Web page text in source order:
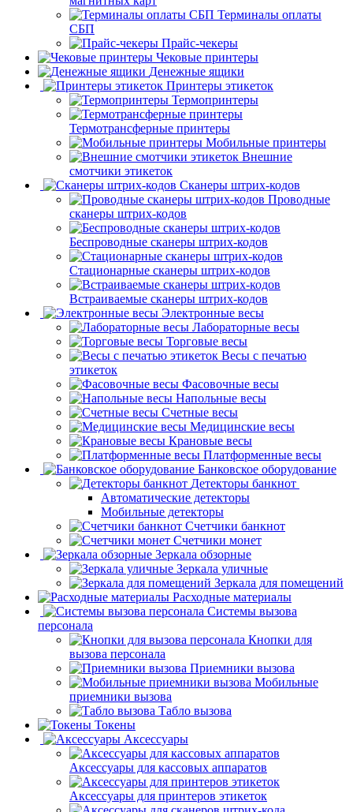
Терминалы оплаты
СБП
Прайс-чекеры
Чековые принтеры
Денежные ящики
Принтеры этикеток
Термопринтеры
Термотрансферные принтеры
Мобильные принтеры
Внешние
смотчики этикеток
Сканеры штрих-кодов
Проводные
сканеры штрих-кодов
Беспроводные сканеры штрих-кодов
Стационарные сканеры штрих-кодов
Встраиваемые сканеры штрих-кодов
Электронные весы
Лабораторные весы
Торговые весы
Весы с печатью
этикеток
Фасовочные весы
Напольные весы
Счетные весы
Медицинские весы
Крановые весы
Платформенные весы
Банковское оборудование
Детекторы банкнот
Автоматические детекторы
Мобильные детекторы
Счетчики банкнот
Счетчики монет
Зеркала обзорные
Зеркала уличные
Зеркала для помещений
Расходные материалы
Системы вызова
персонала
Кнопки для
вызова персонала
Приемники вызова
Мобильные
приемники вызова
Табло вызова
Токены
Аксессуары
Аксессуары для кассовых аппаратов
Аксессуары для принтеров этикеток